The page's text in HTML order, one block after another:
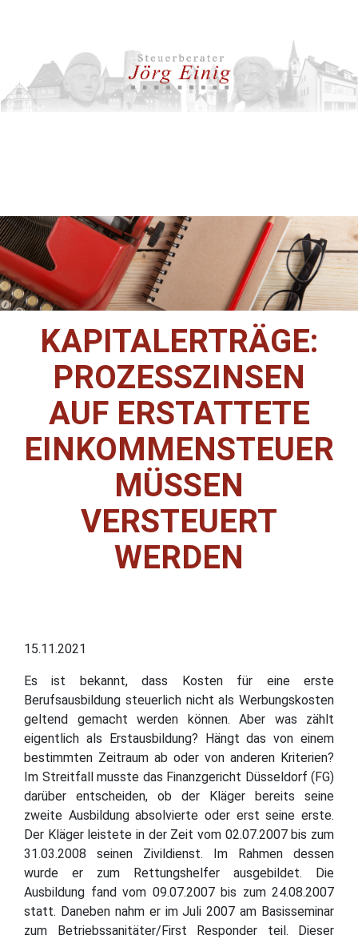
KAPITALERTRÄGE:
PROZESSZINSEN
AUF ERSTATTETE
EINKOMMENSTEUER
MÜSSEN
VERSTEUERT
WERDEN
15.11.2021
Es ist bekannt, dass Kosten für eine erste
Berufsausbildung steuerlich nicht als Werbungskosten
geltend gemacht werden können. Aber was zählt
eigentlich als Erstausbildung? Hängt das von einem
bestimmten Zeitraum ab oder von anderen Kriterien?
Im Streitfall musste das Finanzgericht Düsseldorf (FG)
darüber entscheiden, ob der Kläger bereits seine
zweite Ausbildung absolvierte oder erst seine erste.
Der Kläger leistete in der Zeit vom 02.07.2007 bis zum
31.03.2008 seinen Zivildienst. Im Rahmen dessen
wurde er zum Rettungshelfer ausgebildet. Die
Ausbildung fand vom 09.07.2007 bis zum 24.08.2007
statt. Daneben nahm er im Juli 2007 am Basisseminar
zum Betriebssanitäter/First Responder teil. Dieser